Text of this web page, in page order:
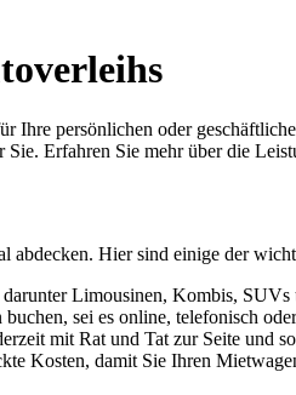
persönlichen oder
Erfahren Sie mehr über die
Hier sind einige der
Limousinen, Kombis,
sei es online, telefonisch
mit Rat und Tat zur Seite und
Kosten, damit Sie Ihren